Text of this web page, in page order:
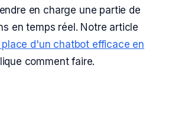
en charge une partie de
en temps réel. Notre article
place d'un chatbot efficace en
comment faire.